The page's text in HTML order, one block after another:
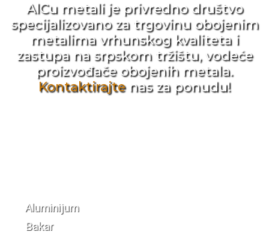
AlCu metali je privredno društvo
specijalizovano za trgovinu obojenim
metalima vrhunskog kvaliteta i
zastupa na srpskom tržištu, vodeće
proizvođače obojenih metala.
Kontaktirajtenas za ponudu!
Aluminijum
Bakar